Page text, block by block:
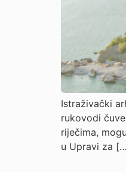
Istraživački
rukovodi
riječima,
u Upravi za